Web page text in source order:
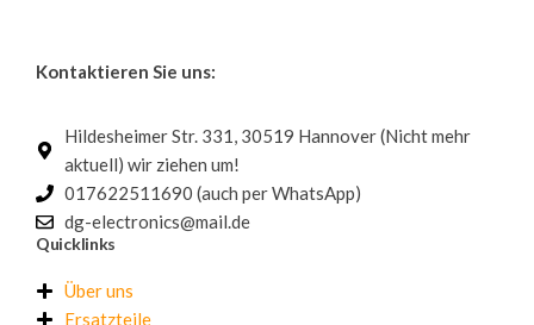
Kontaktieren Sie uns:
Hildesheimer Str. 331, 30519 Hannover (Nicht mehr
aktuell) wir ziehen um!
017622511690 (auch per WhatsApp)
dg-electronics@mail.de
Quicklinks
Über uns
Ersatzteile